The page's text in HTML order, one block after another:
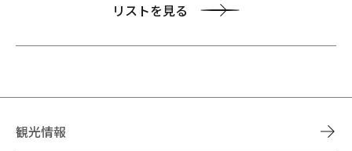
リストを見る
観光情報